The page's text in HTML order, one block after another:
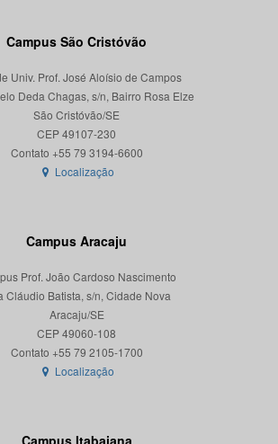
Campus São Cristóvão
Univ. Prof. José Aloísio de Campos
Deda Chagas, s/n, Bairro Rosa Elze
São Cristóvão/SE
CEP 49107-230
Localização
Campus Aracaju
Prof. João Cardoso Nascimento
Cláudio Batista, s/n, Cidade Nova
Aracaju/SE
CEP 49060-108
Localização